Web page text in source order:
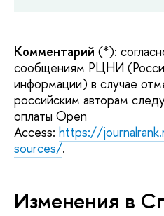
Комментарий (*):
сообщениям РЦНИ
информации) в случае
российским авторам
оплаты Open
Access: https://
sources/.
Изменения в